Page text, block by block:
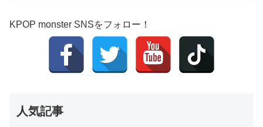
KPOP monster SNSをフォロー！
人気記事